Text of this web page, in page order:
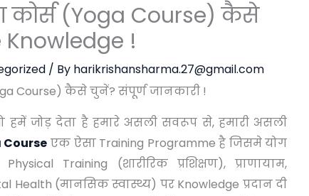
कोर्स (Yoga Course) कैसे
!
/ By harikrishansharma.27@gmail.com
Course) कैसे चुनें? संपूर्ण जानकारी !
हमें जोड़ देता है हमारे असली सवरूप से, हमारी असली
Course एक ऐसा Training Programme है जिसमे योग
Training (शारीरिक प्रशिक्षण), प्राणायाम,
Health (मानसिक स्वास्थ्य) पर Knowledge प्रदान दी